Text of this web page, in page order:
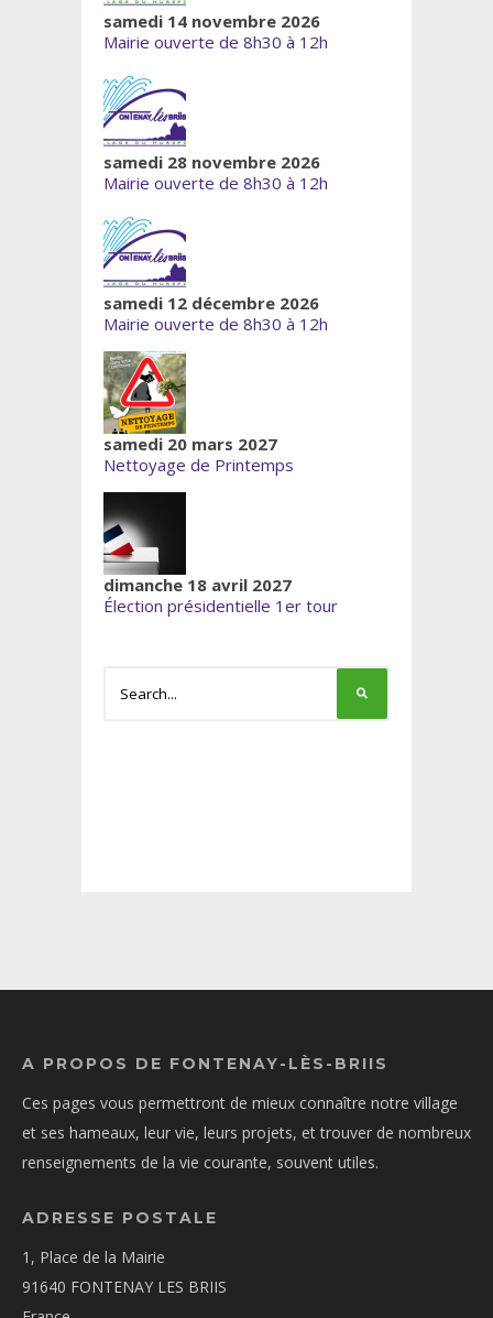
samedi 14 novembre 2026
Mairie ouverte de 8h30 à 12h
samedi 28 novembre 2026
Mairie ouverte de 8h30 à 12h
samedi 12 décembre 2026
Mairie ouverte de 8h30 à 12h
samedi 20 mars 2027
Nettoyage de Printemps
dimanche 18 avril 2027
Élection présidentielle 1er tour
A PROPOS DE FONTENAY-LÈS-BRIIS
Ces pages vous permettront de mieux connaître notre village
et ses hameaux, leur vie, leurs projets, et trouver de nombreux
renseignements de la vie courante, souvent utiles.
ADRESSE POSTALE
1, Place de la Mairie
91640 FONTENAY LES BRIIS